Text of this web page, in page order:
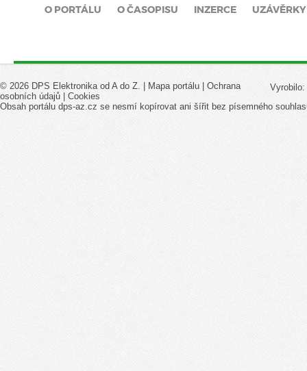
O PORTÁLU O ČASOPISU INZERCE UZÁVĚRKY
Vyrobilo:
© 2026 DPS Elektronika od A do Z. | Mapa portálu
Ochrana
osobních údajů
Cookies
Obsah portálu dps-az.cz se nesmí kopírovat ani šířit bez písemného